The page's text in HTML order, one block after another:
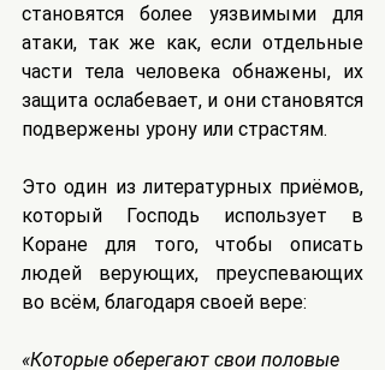
становятся более уязвимыми для
атаки, так же как, если отдельные
части тела человека обнажены, их
защита ослабевает, и они становятся
подвержены урону или страстям.
Это один из литературных приёмов,
который Господь использует в
Коране для того, чтобы описать
людей верующих, преуспевающих
во всём, благодаря своей вере:
«Которые оберегают свои половые